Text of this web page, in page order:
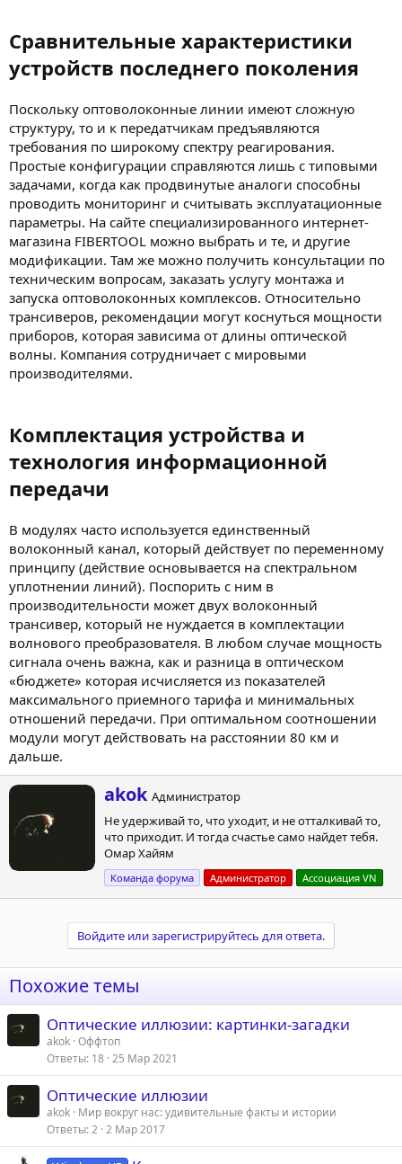
Сравнительные характеристики
устройств последнего поколения
Поскольку оптоволоконные линии имеют сложную
структуру, то и к передатчикам предъявляются
требования по широкому спектру реагирования.
Простые конфигурации справляются лишь с типовыми
задачами, когда как продвинутые аналоги способны
проводить мониторинг и считывать эксплуатационные
параметры. На сайте специализированного интернет-
магазина FIBERTOOL можно выбрать и те, и другие
модификации. Там же можно получить консультации по
техническим вопросам, заказать услугу монтажа и
запуска оптоволоконных комплексов. Относительно
трансиверов, рекомендации могут коснуться мощности
приборов, которая зависима от длины оптической
волны. Компания сотрудничает с мировыми
производителями.
Комплектация устройства и
технология информационной
передачи
В модулях часто используется единственный
волоконный канал, который действует по переменному
принципу (действие основывается на спектральном
уплотнении линий). Поспорить с ним в
производительности может двух волоконный
трансивер, который не нуждается в комплектации
волнового преобразователя. В любом случае мощность
сигнала очень важна, как и разница в оптическом
«бюджете» которая исчисляется из показателей
максимального приемного тарифа и минимальных
отношений передачи. При оптимальном соотношении
модули могут действовать на расстоянии 80 км и
дальше.
А
в
т
о
р
akok Администратор
Не удерживай то, что уходит, и не отталкивай то,
что приходит. И тогда счастье само найдет тебя.
Омар Хайям
Команда форума Администратор Ассоциация VN
Войдите или зарегистрируйтесь для ответа.
Похожие темы
Оптические иллюзии: картинки-загадки
akok Оффтоп
Ответы 18 25 Мар 2021
Оптические иллюзии
akok Мир вокруг нас: удивительные факты и истории
Ответы 2 2 Мар 2017